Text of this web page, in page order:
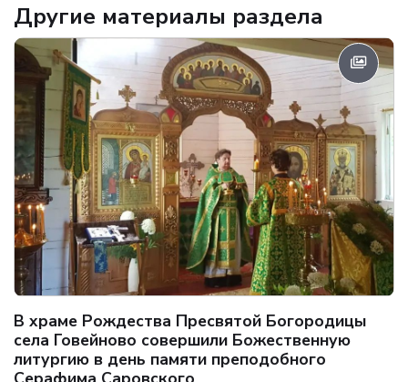
Другие материалы раздела
В храме Рождества Пресвятой Богородицы
села Говейново совершили Божественную
литургию в день памяти преподобного